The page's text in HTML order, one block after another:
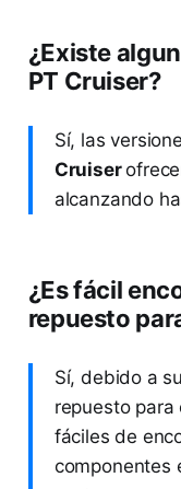
¿Existe
PT Cruiser?
Sí, las
Cruiser
alcanzando
¿Es fácil
repuesto
Sí, debido a
repuesto para
fáciles de
componentes